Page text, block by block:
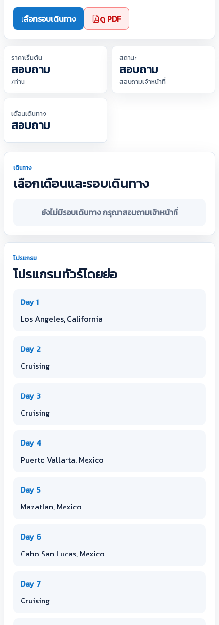
เลือกรอบเดินทาง ดู PDF
ราคาเริ่มต้น
สอบถาม
/ท่าน
สถานะ
สอบถาม
สอบถามเจ้าหน้าที่
เดือนเดินทาง
สอบถาม
เดินทาง
เลือกเดือนและรอบเดินทาง
ยังไม่มีรอบเดินทาง กรุณาสอบถามเจ้าหน้าที่
โปรแกรม
โปรแกรมทัวร์โดยย่อ
Day 1
Los Angeles, California
Day 2
Cruising
Day 3
Cruising
Day 4
Puerto Vallarta, Mexico
Day 5
Mazatlan, Mexico
Day 6
Cabo San Lucas, Mexico
Day 7
Cruising